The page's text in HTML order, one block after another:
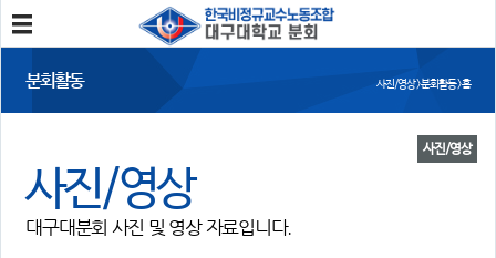
분회소개
분회활동
공지사항
사진/영상
분회활동 사진/영상 > 분회활동 > 홈
사진/영상
대구대분회 사진 및 영상 자료입니다.
사진/영상